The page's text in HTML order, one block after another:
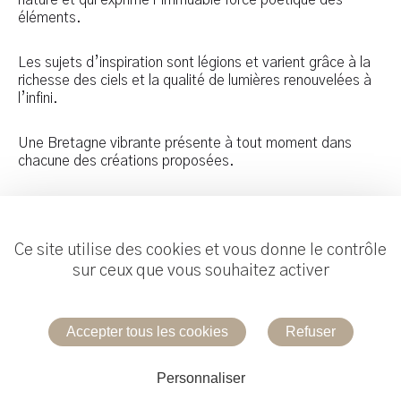
éléments.
Les sujets d’inspiration sont légions et varient grâce à la
richesse des ciels et la qualité de lumières renouvelées à
l’infini.
Une Bretagne vibrante présente à tout moment dans
chacune des créations proposées.
Mentions légales
Ce site utilise des cookies et vous donne le contrôle
sur ceux que vous souhaitez activer
Accepter tous les cookies Refuser
Personnaliser